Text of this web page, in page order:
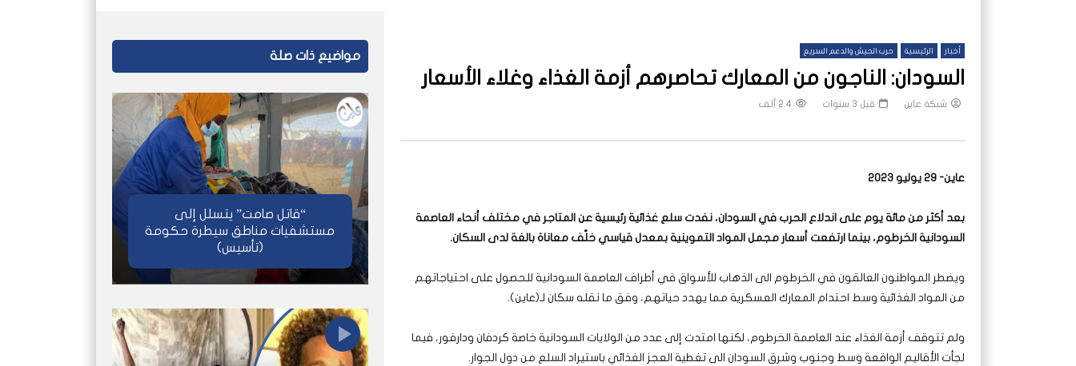
أخبار الرئيسية حرب الجيش والدعم السريع
السودان: الناجون من المعارك تحاصرهم أزمة الغذاء وغلاء الأسعار
شبكة عاين قبل 3 سنوات 2.4 ألف
عاين- 29 يوليو 2023
بعد أكثر من مائة يوم على اندلاع الحرب في السودان، نفدت سلع غذائية رئيسية عن المتاجر في مختلف أنحاء العاصمة
السودانية الخرطوم، بينما ارتفعت أسعار مجمل المواد التموينية بمعدل قياسي خلّف معاناة بالغة لدى السكان.
ويضطر المواطنون العالقون في الخرطوم الى الذهاب للأسواق في أطراف العاصمة السودانية للحصول على احتياجاتهم
من المواد الغذائية وسط احتدام المعارك العسكرية مما يهدد حياتهم، وفق ما نقله سكان لـ(عاين).
ولم تتوقف أزمة الغذاء عند العاصمة الخرطوم، لكنها امتدت إلى عدد من الولايات السودانية خاصة كردفان ودارفور، فيما
لجأت الأقاليم الواقعة وسط وجنوب وشرق السودان الى تغطية العجز الغذائي باستيراد السلع من دول الجوار.
مواضيع ذات صلة
“قاتل صامت” يتسلل إلى
مستشفيات مناطق سيطرة حكومة
(تأسيس)